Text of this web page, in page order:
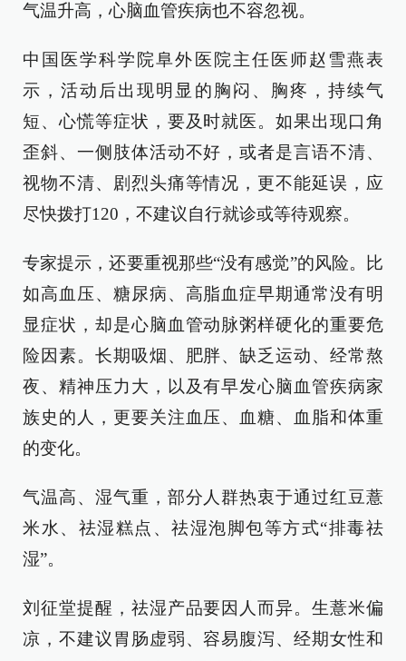
气温升高，心脑血管疾病也不容忽视。
中国医学科学院阜外医院主任医师赵雪燕表
示，活动后出现明显的胸闷、胸疼，持续气
短、心慌等症状，要及时就医。如果出现口角
歪斜、一侧肢体活动不好，或者是言语不清、
视物不清、剧烈头痛等情况，更不能延误，应
尽快拨打120，不建议自行就诊或等待观察。
专家提示，还要重视那些“没有感觉”的风险。比
如高血压、糖尿病、高脂血症早期通常没有明
显症状，却是心脑血管动脉粥样硬化的重要危
险因素。长期吸烟、肥胖、缺乏运动、经常熬
夜、精神压力大，以及有早发心脑血管疾病家
族史的人，更要关注血压、血糖、血脂和体重
的变化。
气温高、湿气重，部分人群热衷于通过红豆薏
米水、祛湿糕点、祛湿泡脚包等方式“排毒祛
湿”。
刘征堂提醒，祛湿产品要因人而异。生薏米偏
凉，不建议胃肠虚弱、容易腹泻、经期女性和